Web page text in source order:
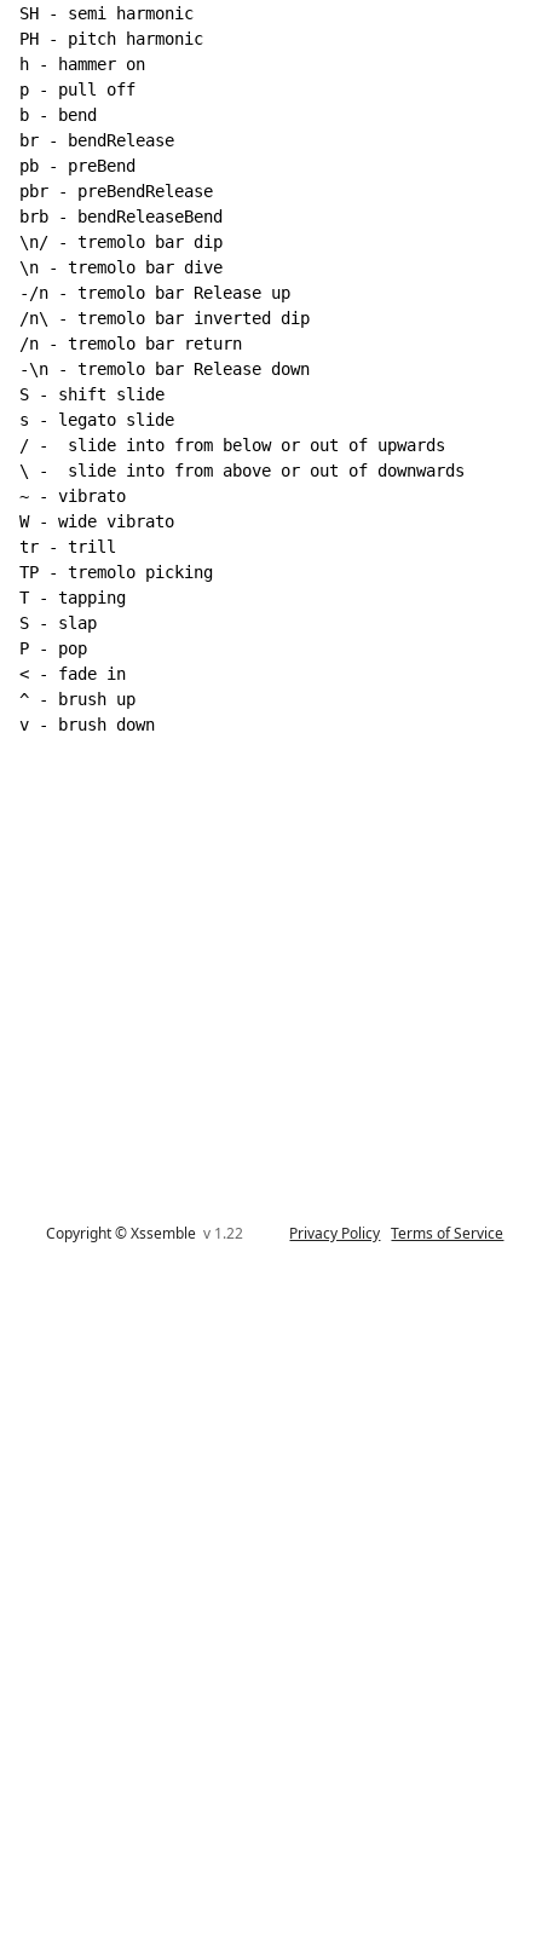
SH - semi harmonic
PH - pitch harmonic
h - hammer on
p - pull off
b - bend
br - bendRelease
pb - preBend
pbr - preBendRelease
brb - bendReleaseBend
\n/ - tremolo bar dip
\n - tremolo bar dive
-/n - tremolo bar Release up
/n\ - tremolo bar inverted dip
/n - tremolo bar return
-\n - tremolo bar Release down
S - shift slide
s - legato slide
/ -  slide into from below or out of upwards
~ - vibrato
W - wide vibrato
tr - trill
TP - tremolo picking
T - tapping
S - slap
P - pop
< - fade in
^ - brush up
v - brush down
Copyright © Xssemblev 1.22 Privacy Policy Terms of Service